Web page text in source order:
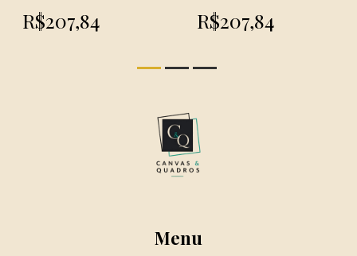
R$207,84 R$207,84
Menu